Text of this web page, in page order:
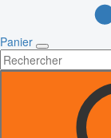
Panier